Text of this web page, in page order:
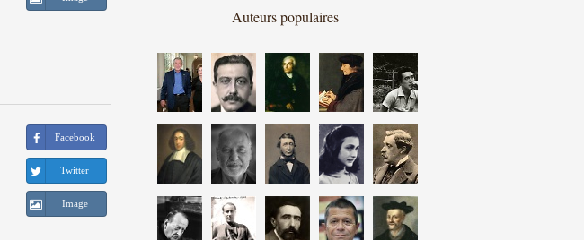
Facebook
Twitter
Image
Auteurs populaires